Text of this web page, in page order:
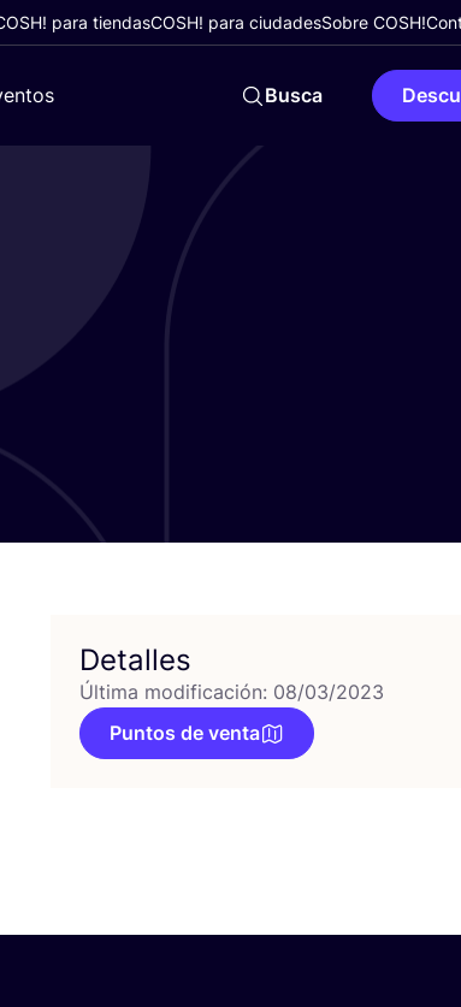
para tiendasCOSH! para ciudadesSobre COSH!
Busca
Detalles
Última modificación: 08/03/2023
Puntos de venta